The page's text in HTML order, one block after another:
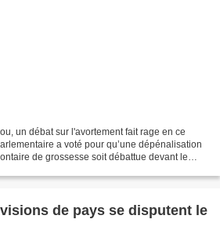
un débat sur l'avortement fait rage en ce
a voté pour qu’une dépénalisation
de grossesse soit débattue devant le
de pays se disputent le